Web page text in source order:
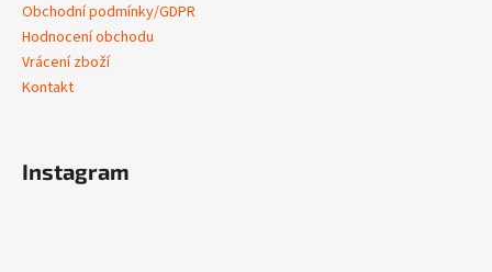
Obchodní podmínky/GDPR
Hodnocení obchodu
Vrácení zboží
Kontakt
Instagram